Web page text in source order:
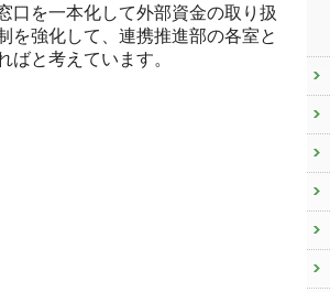
口を一本化して外部資金の取り扱
を強化して、連携推進部の各室と
と考えています。